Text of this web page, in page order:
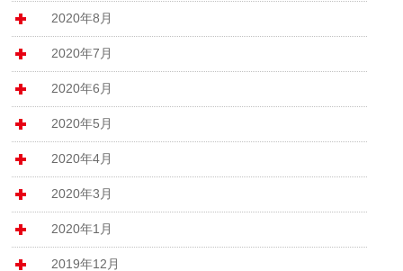
2020年8月
2020年7月
2020年6月
2020年5月
2020年4月
2020年3月
2020年1月
2019年12月